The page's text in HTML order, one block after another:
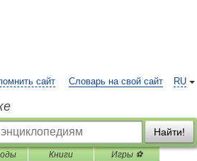
RU
сайт Словарь на свой сайт
Найти!
Книги Игры ⚽